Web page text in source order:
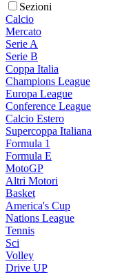
Sezioni
Calcio
Mercato
Serie A
Serie B
Coppa Italia
Champions League
Europa League
Conference League
Calcio Estero
Supercoppa Italiana
Formula 1
Formula E
MotoGP
Altri Motori
Basket
America's Cup
Nations League
Tennis
Sci
Volley
Drive UP